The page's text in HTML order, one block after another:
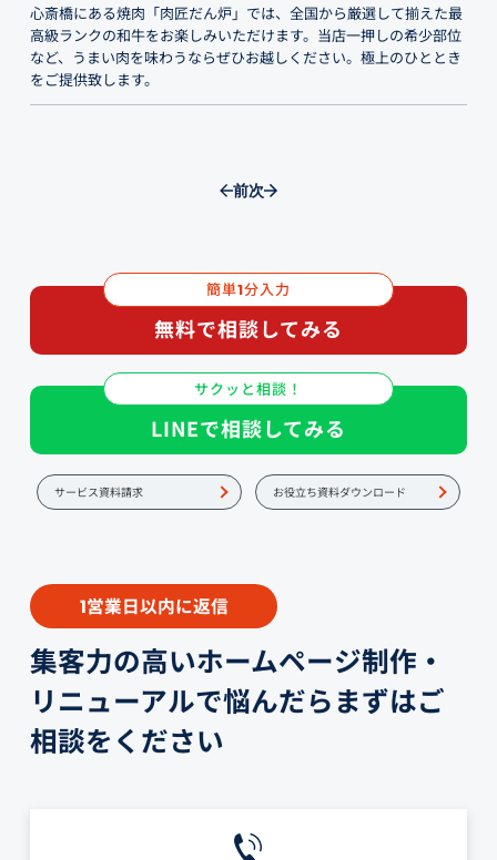
心斎橋にある焼肉「肉匠だん炉」では、全国から厳選して揃えた最
高級ランクの和牛をお楽しみいただけます。当店一押しの希少部位
など、うまい肉を味わうならぜひお越しください。極上のひととき
をご提供致します。
前次
簡単1分入力
無料で相談してみる
サクッと相談！
LINEで相談してみる
サービス資料請求 お役立ち資料ダウンロード
1営業日以内に返信
集客力の高いホームページ制作・
リニューアルで悩んだらまずはご
相談をください